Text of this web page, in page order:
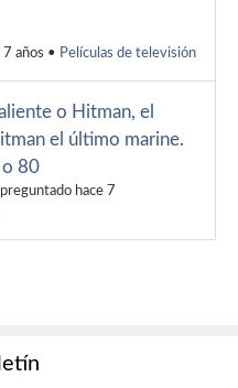
años • Películas de televisión
o Hitman, el
el último marine.
o 80
preguntado hace 7